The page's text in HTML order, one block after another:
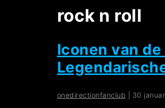
rock n roll
Iconen van
onedirectionfanclub 30